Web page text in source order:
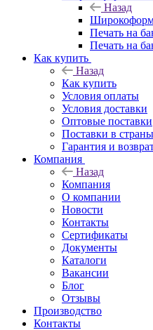
Назад
Печать на
Печать на
Как купить
Назад
Как купить
Условия оплаты
Условия доставки
Оптовые поставки
Поставки в
Гарантия и
Компания
Назад
Компания
О компании
Новости
Контакты
Сертификаты
Документы
Каталоги
Вакансии
Блог
Отзывы
Производство
Контакты